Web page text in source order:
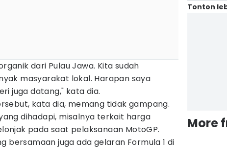
dari Pulau Jawa. Kita sudah
masyarakat lokal. Harapan saya
juga datang," kata dia.
kata dia, memang tidak gampang.
dihadapi, misalnya terkait harga
pada saat pelaksanaan MotoGP.
bersamaan juga ada gelaran Formula 1 di
Tonton
More